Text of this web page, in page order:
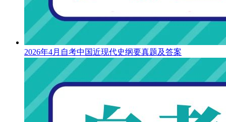
2026年4月自考中国近现代史纲要真题及答案